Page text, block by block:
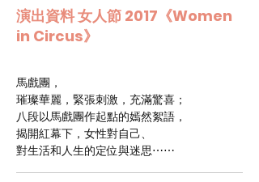
演出資料 女人節 2017《Women
in Circus》
馬戲團，
璀璨華麗，緊張刺激，充滿驚喜；
八段以馬戲團作起點的嫣然絮語，
揭開紅幕下，女性對自己、
對生活和人生的定位與迷思⋯⋯